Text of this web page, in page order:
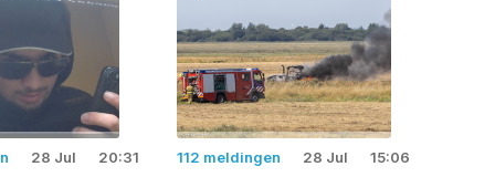
28 Jul 20:31 112 meldingen 28 Jul 15:06